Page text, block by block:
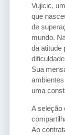
Vujicic,
que
de
mundo.
da atitude
Sua
uma
A seleção
Ao